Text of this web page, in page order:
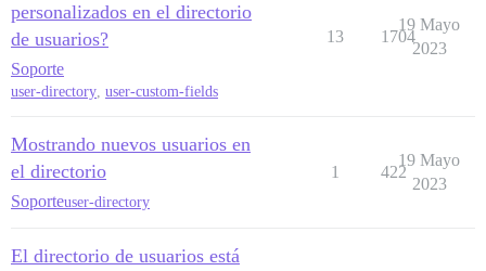
personalizados en el directorio
de usuarios?
Soporte
user-directory, user-custom-fields
13 1704
19 Mayo
2023
Mostrando nuevos usuarios en
el directorio
Soporteuser-directory
1 422
19 Mayo
2023
El directorio de usuarios está